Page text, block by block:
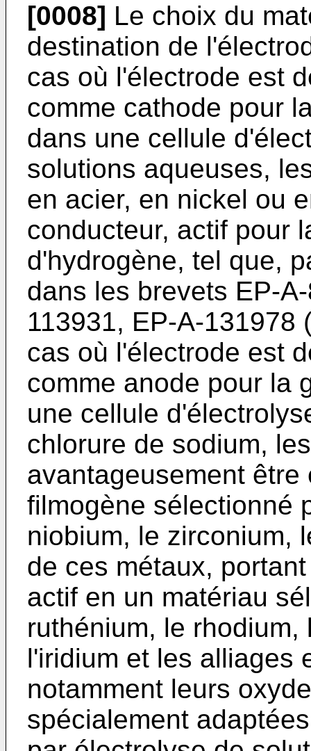
[0008] Le choix du
destination de
cas où l'électrode est
comme cathode pour
dans une cellule
solutions aqueuses,
en acier, en nickel ou
conducteur, actif pour
d'hydrogène, tel que,
dans les brevets EP-
113931, EP-A-131978
cas où l'électrode est
comme anode pour la
une cellule
chlorure de sodium,
avantageusement
filmogène sélectionné
niobium, le zirconium,
de ces métaux,
actif en un matériau
ruthénium, le
l'iridium et les alliages
notamment leurs
spécialement